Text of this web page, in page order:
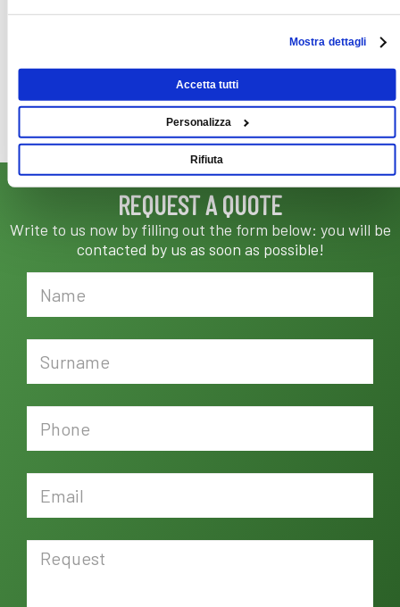
Mostra dettagli
Accetta tutti
Personalizza
Rifiuta
Electric Motors for Special Uses
REQUEST A QUOTE
Write to us now by filling out the form below: you will be
contacted by us as soon as possible!